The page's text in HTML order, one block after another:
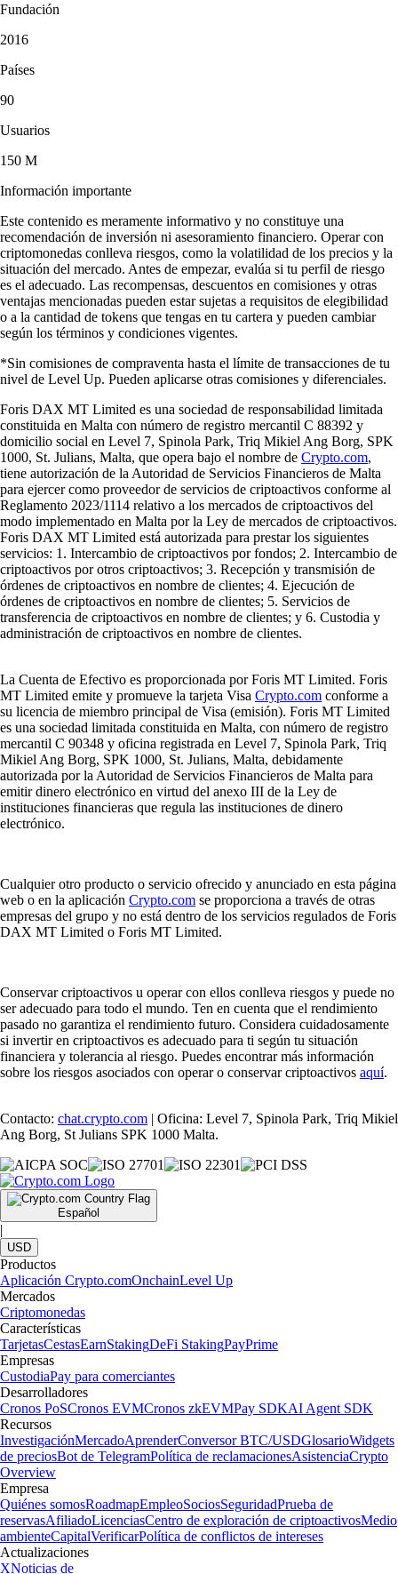
Fundación
2016
Países
90
Usuarios
150 M
Información importante
Este contenido es meramente informativo y no constituye una
recomendación de inversión ni asesoramiento financiero. Operar con
criptomonedas conlleva riesgos, como la volatilidad de los precios y la
situación del mercado. Antes de empezar, evalúa si tu perfil de riesgo
es el adecuado. Las recompensas, descuentos en comisiones y otras
ventajas mencionadas pueden estar sujetas a requisitos de elegibilidad
o a la cantidad de tokens que tengas en tu cartera y pueden cambiar
según los términos y condiciones vigentes.
*Sin comisiones de compraventa hasta el límite de transacciones de tu
nivel de Level Up. Pueden aplicarse otras comisiones y diferenciales.
Foris DAX MT Limited es una sociedad de responsabilidad limitada
constituida en Malta con número de registro mercantil C 88392 y
domicilio social en Level 7, Spinola Park, Triq Mikiel Ang Borg, SPK
1000, St. Julians, Malta, que opera bajo el nombre de Crypto.com,
tiene autorización de la Autoridad de Servicios Financieros de Malta
para ejercer como proveedor de servicios de criptoactivos conforme al
Reglamento 2023/1114 relativo a los mercados de criptoactivos del
modo implementado en Malta por la Ley de mercados de criptoactivos.
Foris DAX MT Limited está autorizada para prestar los siguientes
servicios: 1. Intercambio de criptoactivos por fondos; 2. Intercambio de
criptoactivos por otros criptoactivos; 3. Recepción y transmisión de
órdenes de criptoactivos en nombre de clientes; 4. Ejecución de
órdenes de criptoactivos en nombre de clientes; 5. Servicios de
transferencia de criptoactivos en nombre de clientes; y 6. Custodia y
administración de criptoactivos en nombre de clientes.
La Cuenta de Efectivo es proporcionada por Foris MT Limited. Foris
MT Limited emite y promueve la tarjeta Visa Crypto.com conforme a
su licencia de miembro principal de Visa (emisión). Foris MT Limited
es una sociedad limitada constituida en Malta, con número de registro
mercantil C 90348 y oficina registrada en Level 7, Spinola Park, Triq
Mikiel Ang Borg, SPK 1000, St. Julians, Malta, debidamente
autorizada por la Autoridad de Servicios Financieros de Malta para
emitir dinero electrónico en virtud del anexo III de la Ley de
instituciones financieras que regula las instituciones de dinero
electrónico.
Cualquier otro producto o servicio ofrecido y anunciado en esta página
web o en la aplicación Crypto.com se proporciona a través de otras
empresas del grupo y no está dentro de los servicios regulados de Foris
DAX MT Limited o Foris MT Limited.
Conservar criptoactivos u operar con ellos conlleva riesgos y puede no
ser adecuado para todo el mundo. Ten en cuenta que el rendimiento
pasado no garantiza el rendimiento futuro. Considera cuidadosamente
si invertir en criptoactivos es adecuado para ti según tu situación
financiera y tolerancia al riesgo. Puedes encontrar más información
sobre los riesgos asociados con operar o conservar criptoactivos aquí.
Contacto: chat.crypto.com | Oficina: Level 7, Spinola Park, Triq Mikiel
Ang Borg, St Julians SPK 1000 Malta.
Español
|
USD
Productos
Aplicación Crypto.comOnchainLevel Up
Mercados
Criptomonedas
Características
TarjetasCestasEarnStakingDeFi StakingPayPrime
Empresas
CustodiaPay para comerciantes
Desarrolladores
Cronos PoSCronos EVMCronos zkEVMPay SDKAI Agent SDK
Recursos
InvestigaciónMercadoAprenderConversor BTC/USDGlosarioWidgets
de preciosBot de TelegramPolítica de reclamacionesAsistenciaCrypto
Overview
Empresa
Quiénes somosRoadmapEmpleoSociosSeguridadPrueba de
reservasAfiliadoLicenciasCentro de exploración de criptoactivosMedio
ambienteCapitalVerificarPolítica de conflictos de intereses
Actualizaciones
XNoticias de